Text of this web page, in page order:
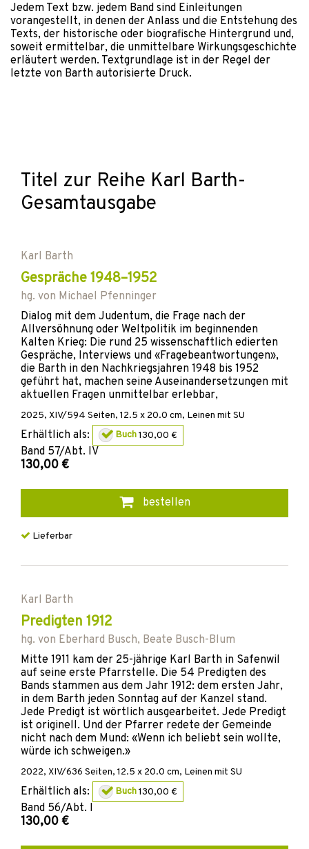
Jedem Text bzw. jedem Band sind Einleitungen
vorangestellt, in denen der Anlass und die Entstehung des
Texts, der historische oder biografische Hintergrund und,
soweit ermittelbar, die unmittelbare Wirkungsgeschichte
erläutert werden. Textgrundlage ist in der Regel der
letzte von Barth autorisierte Druck.
Titel zur Reihe Karl Barth-
Gesamtausgabe
Karl Barth
Gespräche 1948–1952
hg. von Michael Pfenninger
Dialog mit dem Judentum, die Frage nach der
Allversöhnung oder Weltpolitik im beginnenden
Kalten Krieg: Die rund 25 wissenschaftlich edierten
Gespräche, Interviews und «Fragebeantwortungen»,
die Barth in den Nachkriegsjahren 1948 bis 1952
geführt hat, machen seine Auseinandersetzungen mit
aktuellen Fragen unmittelbar erlebbar,
2025, XIV/594 Seiten, 12.5 x 20.0 cm, Leinen mit SU
Erhältlich als: Buch130,00 €
Band 57/Abt. IV
130,00 €
bestellen
Lieferbar
Karl Barth
Predigten 1912
hg. von Eberhard Busch, Beate Busch-Blum
Mitte 1911 kam der 25-jährige Karl Barth in Safenwil
auf seine erste Pfarrstelle. Die 54 Predigten des
Bands stammen aus dem Jahr 1912: dem ersten Jahr,
in dem Barth jeden Sonntag auf der Kanzel stand.
Jede Predigt ist wörtlich ausgearbeitet. Jede Predigt
ist originell. Und der Pfarrer redete der Gemeinde
nicht nach dem Mund: «Wenn ich beliebt sein wollte,
würde ich schweigen.»
2022, XIV/636 Seiten, 12.5 x 20.0 cm, Leinen mit SU
Erhältlich als: Buch130,00 €
Band 56/Abt. I
130,00 €